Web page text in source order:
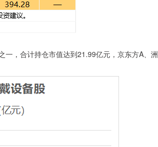
，合计持仓市值达到21.99亿元，京东方A、洲